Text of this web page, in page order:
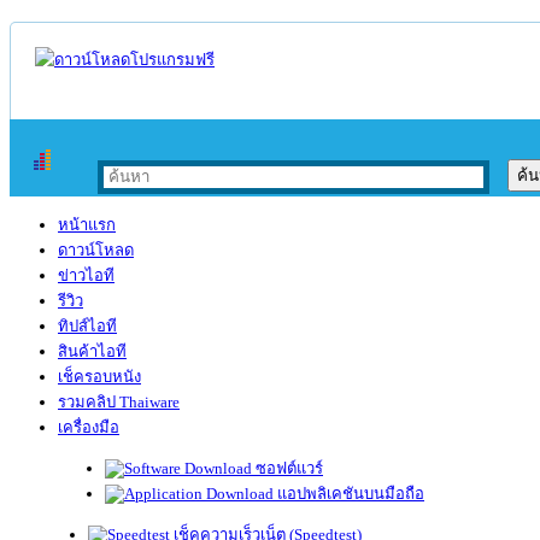
หน้าแรก
ดาวน์โหลด
ข่าวไอที
รีวิว
ทิปส์ไอที
สินค้าไอที
เช็ครอบหนัง
รวมคลิป Thaiware
เครื่องมือ
ซอฟต์แวร์
แอปพลิเคชันบนมือถือ
เช็คความเร็วเน็ต (Speedtest)